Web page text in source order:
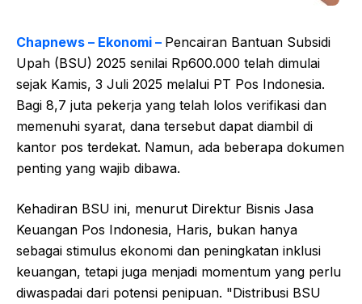
Chapnews – Ekonomi – Pencairan Bantuan Subsidi
Upah (BSU) 2025 senilai Rp600.000 telah dimulai
sejak Kamis, 3 Juli 2025 melalui PT Pos Indonesia.
Bagi 8,7 juta pekerja yang telah lolos verifikasi dan
memenuhi syarat, dana tersebut dapat diambil di
kantor pos terdekat. Namun, ada beberapa dokumen
penting yang wajib dibawa.
Kehadiran BSU ini, menurut Direktur Bisnis Jasa
Keuangan Pos Indonesia, Haris, bukan hanya
sebagai stimulus ekonomi dan peningkatan inklusi
keuangan, tetapi juga menjadi momentum yang perlu
diwaspadai dari potensi penipuan. "Distribusi BSU